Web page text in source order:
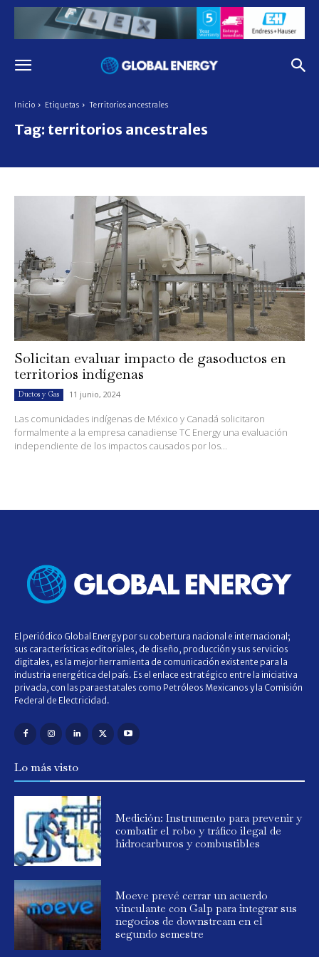
Inicio Etiquetas Territorios ancestrales
Tag: territorios ancestrales
Solicitan evaluar impacto de gasoductos en
territorios indígenas
Ductos y Gas 11 junio, 2024
Las comunidades indígenas de México y Canadá solicitaron
formalmente a la empresa canadiense TC Energy una evaluación
independiente de los impactos causados por los...
El periódico Global Energy por su cobertura nacional e internacional;
sus características editoriales, de diseño, producción y sus servicios
digitales, es la mejor herramienta de comunicación existente para la
industria energética del país. Es el enlace estratégico entre la iniciativa
privada, con las paraestatales como Petróleos Mexicanos y la Comisión
Federal de Electricidad.
Lo más visto
Medición: Instrumento para prevenir y
combatir el robo y tráfico ilegal de
hidrocarburos y combustibles
Moeve prevé cerrar un acuerdo
vinculante con Galp para integrar sus
negocios de downstream en el
segundo semestre